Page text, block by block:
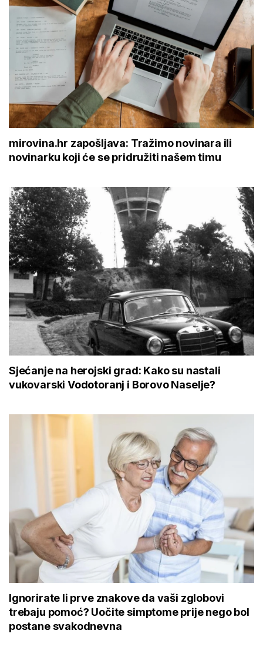
mirovina.hr zapošljava: Tražimo novinara ili
novinarku koji će se pridružiti našem timu
Sjećanje na herojski grad: Kako su nastali
vukovarski Vodotoranj i Borovo Naselje?
Ignorirate li prve znakove da vaši zglobovi
trebaju pomoć? Uočite simptome prije nego bol
postane svakodnevna